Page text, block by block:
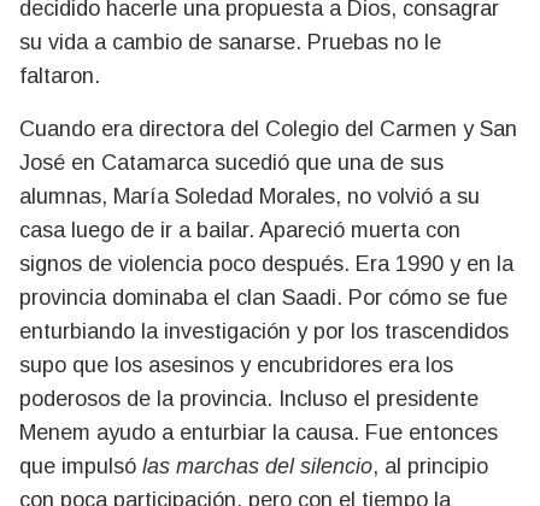
decidido hacerle una propuesta a Dios, consagrar
su vida a cambio de sanarse. Pruebas no le
faltaron.
Cuando era directora del Colegio del Carmen y San
José en Catamarca sucedió que una de sus
alumnas, María Soledad Morales, no volvió a su
casa luego de ir a bailar. Apareció muerta con
signos de violencia poco después. Era 1990 y en la
provincia dominaba el clan Saadi. Por cómo se fue
enturbiando la investigación y por los trascendidos
supo que los asesinos y encubridores era los
poderosos de la provincia. Incluso el presidente
Menem ayudo a enturbiar la causa. Fue entonces
que impulsó las marchas del silencio, al principio
con poca participación, pero con el tiempo la